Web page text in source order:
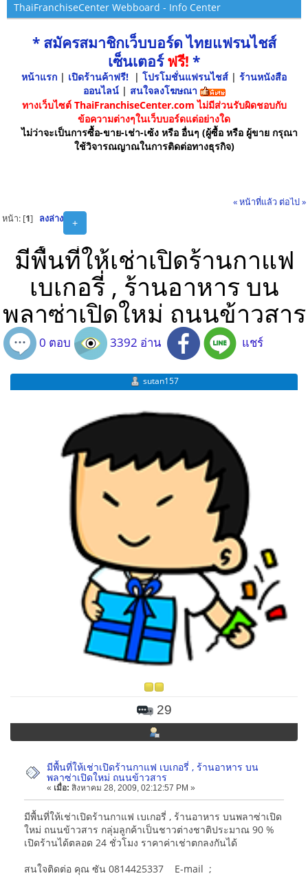
ThaiFranchiseCenter Webboard - Info Center
* สมัครสมาชิกเว็บบอร์ด ไทยแฟรนไชส์
เซ็นเตอร์ฟรี! *
หน้าแรก | เปิดร้านค้าฟรี! | โปรโมชั่นแฟรนไชส์ | ร้านหนังสือ
ออนไลน์ | สนใจลงโฆษณา
ทางเว็บไซต์ ThaiFranchiseCenter.com ไม่มีส่วนรับผิดชอบกับ
ข้อความต่างๆในเว็บบอร์ดแต่อย่างใด
ไม่ว่าจะเป็นการซื้อ-ขาย-เช่า-เซ้ง หรือ อื่นๆ (ผู้ซื้อ หรือ ผู้ขาย กรุณา
ใช้วิจารณญาณในการติดต่อทางธุรกิจ)
« หน้าที่แล้ว ต่อไป »
+
หน้า: [1] ลงล่าง
มีพื้นที่ให้เช่าเปิดร้านกาแฟ
เบเกอรี่ , ร้านอาหาร บน
พลาซ่าเปิดใหม่ ถนนข้าวสาร
0 ตอบ 3392 อ่าน แชร์
sutan157
29
มีพื้นที่ให้เช่าเปิดร้านกาแฟ เบเกอรี่ , ร้านอาหาร บน
พลาซ่าเปิดใหม่ ถนนข้าวสาร
« เมื่อ: สิงหาคม 28, 2009, 02:12:57 PM »
มีพื้นที่ให้เช่าเปิดร้านกาแฟ เบเกอรี่ , ร้านอาหาร บนพลาซ่าเปิด
ใหม่ ถนนข้าวสาร กลุ่มลูกค้าเป็นชาวต่างชาติประมาณ 90 %
เปิดร้านได้ตลอด 24 ชั่วโมง ราคาค่าเช่าตกลงกันได้
สนใจติดต่อ คุณ ซัน 0814425337 E-mail ;